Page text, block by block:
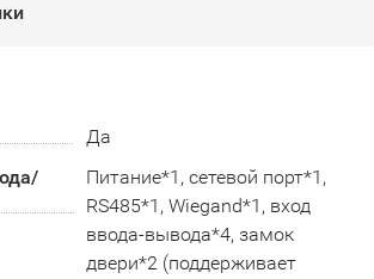
Да
Питание*1, сетевой порт*1,
RS485*1, Wiegand*1, вход
ввода-вывода*4, замок
двери*2 (поддерживает